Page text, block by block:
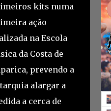
kits numa
ação
na Escola
da Costa de
prevendo a
alargar a
a cerca de